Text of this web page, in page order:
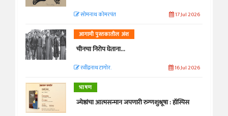
सोमनाथ कोमरपंत 17 Jul 2026
आगामी पुस्तकातील अंश
चीनचा निरोप घेताना...
रवींद्रनाथ टागोर. 16 Jul 2026
भाषण
ज्येष्ठांचा आत्मसन्मान जपणारी रुग्णशुश्रूषा : हॉस्पिस